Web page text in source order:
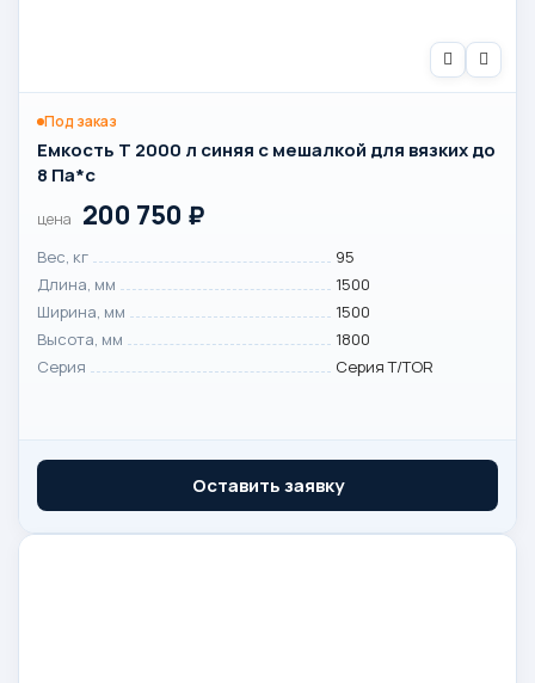
Под заказ
Емкость T 2000 л синяя с мешалкой для вязких до
8 Па*с
цена 200 750 ₽
Вес, кг
95
Длина, мм
1500
Ширина, мм
1500
Высота, мм
1800
Серия
Серия T/TOR
Оставить заявку